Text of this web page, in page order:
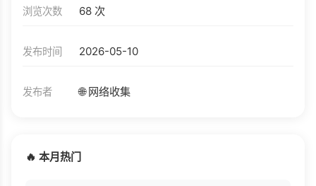
浏览次数 68 次
发布时间 2026-05-10
发布者 🌐 网络收集
🔥 本月热门